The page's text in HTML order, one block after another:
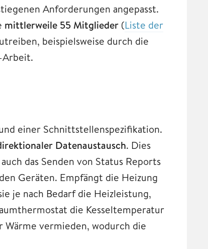
Anforderungen angepasst.
mittlerweile 55 Mitglieder (Liste der
beispielsweise durch die
Arbeit.
einer Schnittstellenspezifikation.
Datenaustausch. Dies
das Senden von Status Reports
Geräten. Empfängt die Heizung
je nach Bedarf die Heizleistung,
die Kesseltemperatur
Wärme vermieden, wodurch die